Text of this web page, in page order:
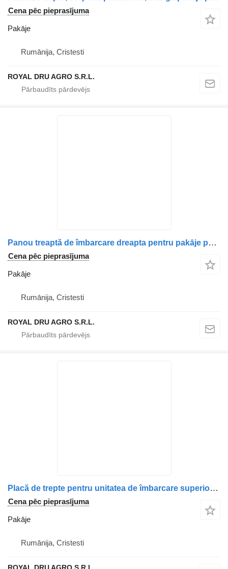
Cena pēc pieprasījuma
Pakāje
Rumānija, Cristesti
ROYAL DRU AGRO S.R.L.
Panou treaptă de îmbarcare dreapta pentru pakāje paredzēts Volvo kravas automašīnas
Cena pēc pieprasījuma
Pakāje
Rumānija, Cristesti
ROYAL DRU AGRO S.R.L.
Placă de trepte pentru unitatea de îmbarcare superioară stânga s pakāje paredzēts Volvo V3322 1216535 kravas automašīnas
Cena pēc pieprasījuma
Pakāje
Rumānija, Cristesti
ROYAL DRU AGRO S.R.L.